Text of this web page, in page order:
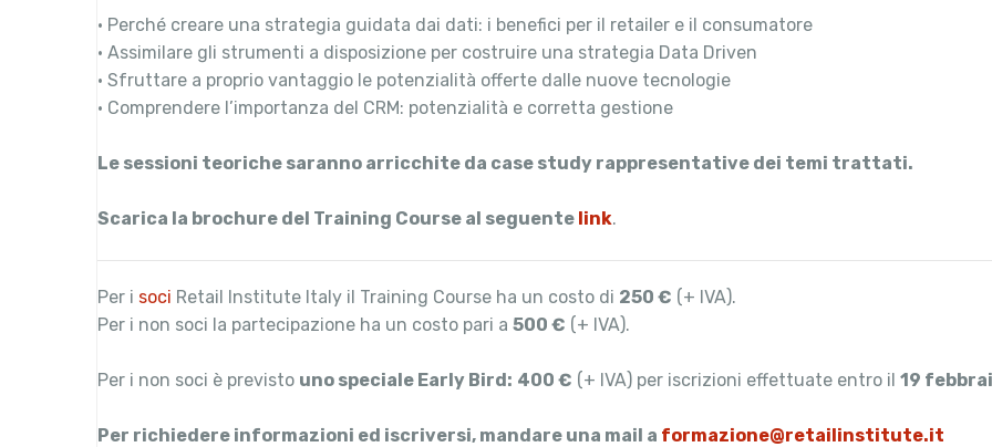
• Perché creare una strategia guidata dai dati: i benefici per il retailer e il consumatore
• Assimilare gli strumenti a disposizione per costruire una strategia Data Driven
• Sfruttare a proprio vantaggio le potenzialità offerte dalle nuove tecnologie
• Comprendere l’importanza del CRM: potenzialità e corretta gestione
Le sessioni teoriche saranno arricchite da case study rappresentative dei temi trattati.
Scarica la brochure del Training Course al seguente link.
Per i soci Retail Institute Italy il Training Course ha un costo di 250 € (+ IVA).
Per i non soci la partecipazione ha un costo pari a 500 € (+ IVA).
Per i non soci è previsto uno speciale Early Bird: 400 € (+ IVA) per iscrizioni effettuate entro il 19
Per richiedere informazioni ed iscriversi, mandare una mail a formazione@retailinstitute.it